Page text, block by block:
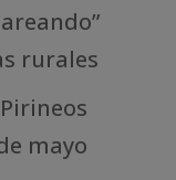
rurales
mayo